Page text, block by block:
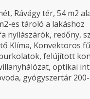
Rávágy tér, 54 m2
es tároló a lakáshoz
nyílászárók, redőny,
Klíma, Konvektoros
felújított
optikai
gyógyszertár